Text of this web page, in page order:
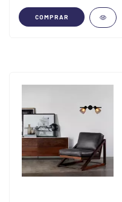
COMPRAR